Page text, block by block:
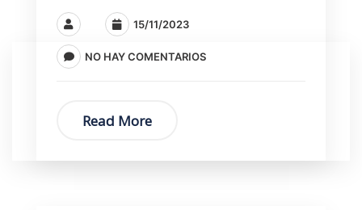
15/11/2023
NO HAY COMENTARIOS
Read More